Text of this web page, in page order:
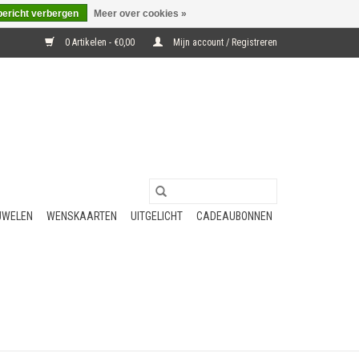
0 Artikelen - €0,00 Mijn account / Registreren
WENSKAARTEN UITGELICHT CADEAUBONNEN
verbergen Meer over cookies »